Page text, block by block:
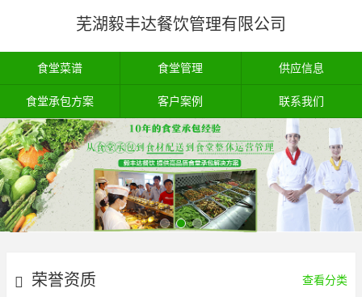
芜湖毅丰达餐饮管理有限公司
食堂菜谱 食堂管理 供应信息
食堂承包方案 客户案例 联系我们
荣誉资质 查看分类